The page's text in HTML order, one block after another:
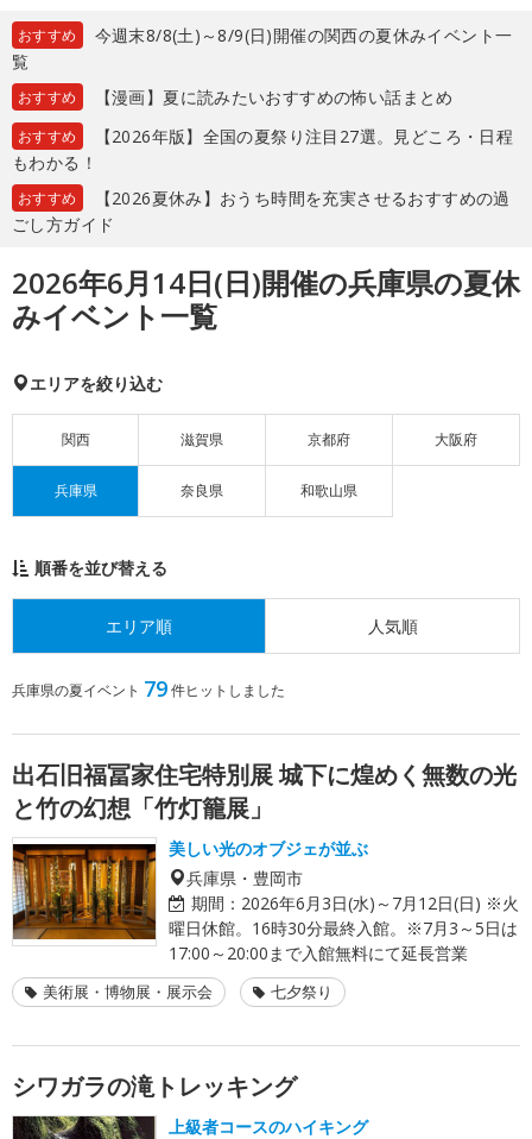
おすすめ
今週末8/8(土)～8/9(日)開催の関西の夏休みイベント一
覧
おすすめ 【漫画】夏に読みたいおすすめの怖い話まとめ
おすすめ
【2026年版】全国の夏祭り注目27選。見どころ・日程
もわかる！
おすすめ
【2026夏休み】おうち時間を充実させるおすすめの過
ごし方ガイド
2026年6月14日(日)開催の兵庫県の夏休
みイベント一覧
エリアを絞り込む
関西 滋賀県 京都府 大阪府
兵庫県 奈良県 和歌山県
順番を並び替える
エリア順 人気順
兵庫県の夏イベント 79件ヒットしました
出石旧福冨家住宅特別展 城下に煌めく無数の光
と竹の幻想「竹灯籠展」
美しい光のオブジェが並ぶ
兵庫県・豊岡市
期間： 2026年6月3日(水)～7月12日(日) ※火
曜日休館。16時30分最終入館。※7月3～5日は
17:00～20:00まで入館無料にて延長営業
美術展・博物展・展示会 七夕祭り
シワガラの滝トレッキング
上級者コースのハイキング